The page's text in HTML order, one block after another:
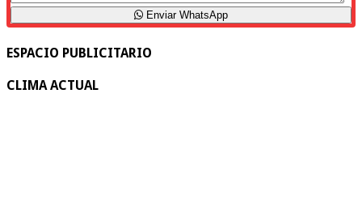
Enviar WhatsApp
ESPACIO PUBLICITARIO
CLIMA ACTUAL